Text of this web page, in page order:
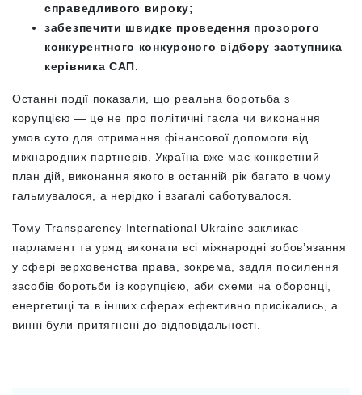
справедливого вироку;
забезпечити швидке проведення прозорого
конкурентного конкурсного відбору заступника
керівника САП.
Останні події показали, що реальна боротьба з
корупцією — це не про політичні гасла чи виконання
умов суто для отримання фінансової допомоги від
міжнародних партнерів. Україна вже має конкретний
план дій, виконання якого в останній рік багато в чому
гальмувалося, а нерідко і взагалі саботувалося.
Тому Transparency International Ukraine закликає
парламент та уряд виконати всі міжнародні зобовʼязання
у сфері верховенства права, зокрема, задля посилення
засобів боротьби із корупцією, аби схеми на оборонці,
енергетиці та в інших сферах ефективно присікались, а
винні були притягнені до відповідальності.